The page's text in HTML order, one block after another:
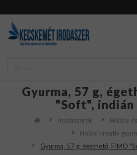
Gyurma, 57 g,
"Soft", indián
Irodaszerek
Hobby
Hobbi kreatív
Gyurma, 57 g, égethető, FIMO